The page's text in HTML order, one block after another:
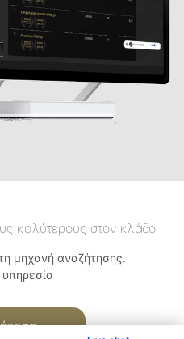
καλύτερους στον κλάδο
μηχανή αναζήτησης.